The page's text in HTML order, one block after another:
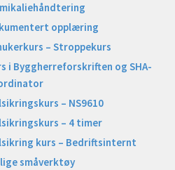
opplæring
– Stroppekurs
i Byggherreforskriften og SHA-
– NS9610
– 4 timer
kurs – Bedriftsinternt
småverktøy